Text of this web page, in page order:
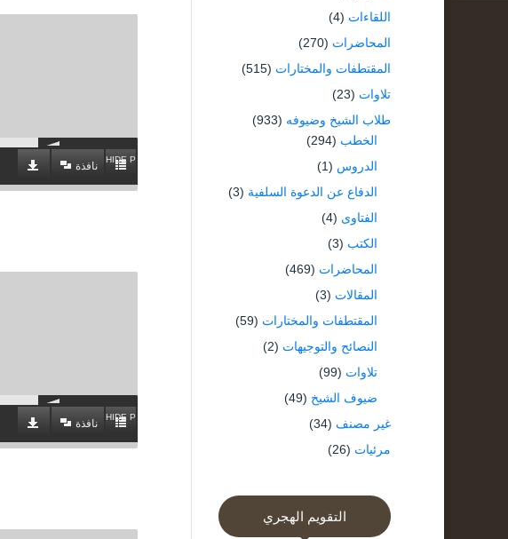
HIDE PLAYLIST
نافذة
HIDE PLAYLIST
نافذة
اللقاءات (4)
المحاضرات (270)
المقتطفات والمختارات (515)
تلاوات (23)
طلاب الشيخ وضيوفه (933)
الخطب (294)
الدروس (1)
الدفاع عن الدعوة السلفية (3)
الفتاوى (4)
الكتب (3)
المحاضرات (469)
المقالات (3)
المقتطفات والمختارات (59)
النصائح والتوجيهات (2)
تلاوات (99)
ضيوف الشيخ (49)
غير مصنف (34)
مرئيات (26)
التقويم الهجري